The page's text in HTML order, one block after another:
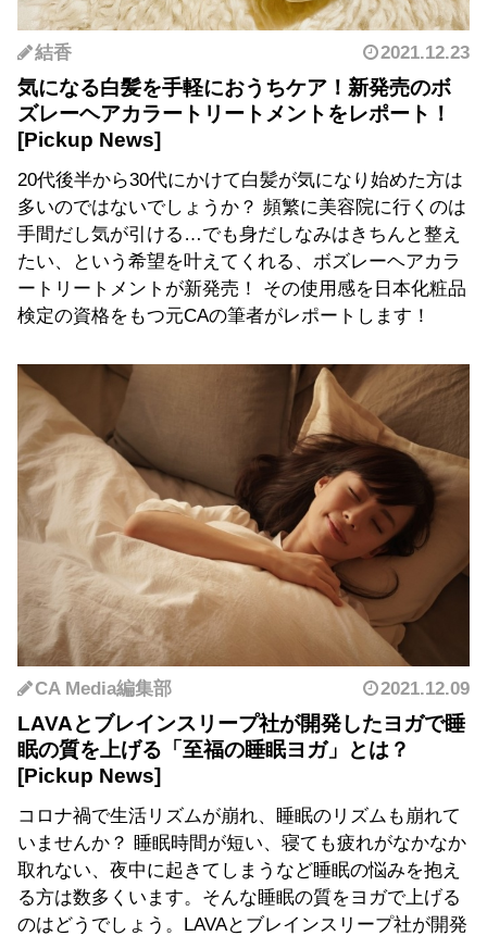
結香 2021.12.23
気になる白髪を手軽におうちケア！新発売のボ
ズレーヘアカラートリートメントをレポート！
20代後半から30代にかけて白髪が気になり始めた方は
多いのではないでしょうか？ 頻繁に美容院に行くのは
手間だし気が引ける…でも身だしなみはきちんと整え
たい、という希望を叶えてくれる、ボズレーヘアカラ
ートリートメントが新発売！ その使用感を日本化粧品
検定の資格をもつ元CAの筆者がレポートします！
CA Media編集部 2021.12.09
LAVAとブレインスリープ社が開発したヨガで睡
眠の質を上げる「至福の睡眠ヨガ」とは？
コロナ禍で生活リズムが崩れ、睡眠のリズムも崩れて
いませんか？ 睡眠時間が短い、寝ても疲れがなかなか
取れない、夜中に起きてしまうなど睡眠の悩みを抱え
る方は数多くいます。そんな睡眠の質をヨガで上げる
のはどうでしょう。LAVAとブレインスリープ社が開発